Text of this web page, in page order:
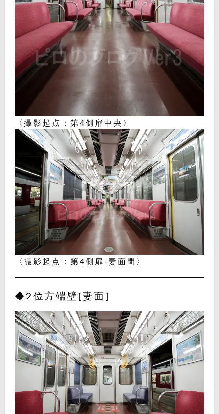
〈撮影起点：第4側扉中央〉
〈撮影起点：第4側扉-妻面間〉
◆2位方端壁[妻面]